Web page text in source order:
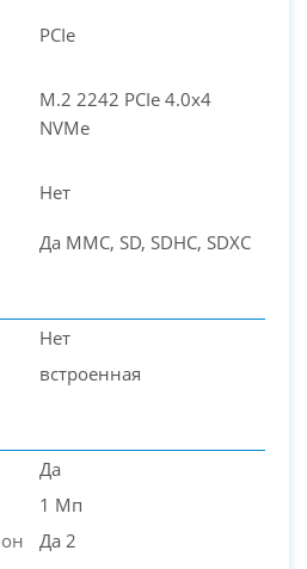
PCIe
M.2 2242 PCIe 4.0x4
NVMe
Нет
Да MMC, SD, SDHC, SDXC
Нет
встроенная
Да
1 Мп
Да 2